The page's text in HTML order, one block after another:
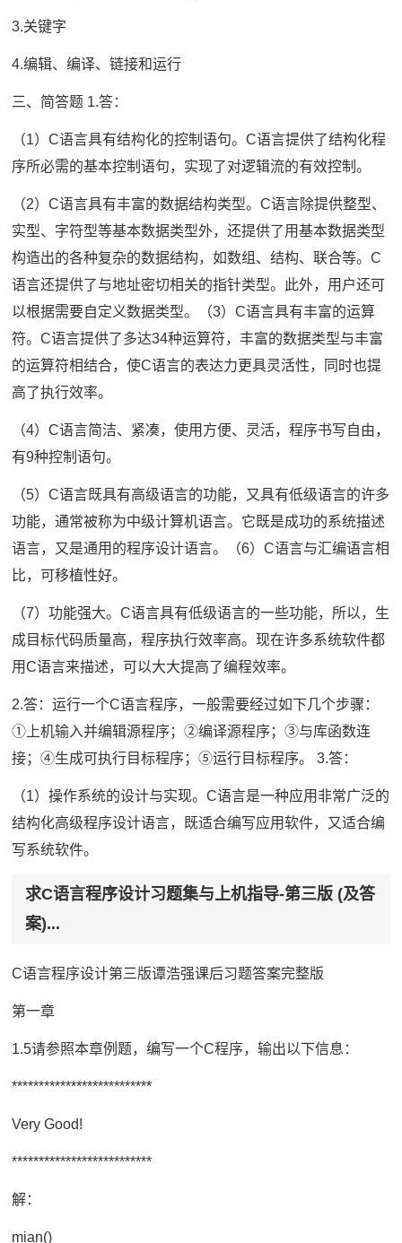
3.关键字
4.编辑、编译、链接和运行
三、简答题 1.答：
（1）C语言具有结构化的控制语句。C语言提供了结构化程
序所必需的基本控制语句，实现了对逻辑流的有效控制。
（2）C语言具有丰富的数据结构类型。C语言除提供整型、
实型、字符型等基本数据类型外，还提供了用基本数据类型
构造出的各种复杂的数据结构，如数组、结构、联合等。C
语言还提供了与地址密切相关的指针类型。此外，用户还可
以根据需要自定义数据类型。（3）C语言具有丰富的运算
符。C语言提供了多达34种运算符，丰富的数据类型与丰富
的运算符相结合，使C语言的表达力更具灵活性，同时也提
高了执行效率。
（4）C语言简洁、紧凑，使用方便、灵活，程序书写自由，
有9种控制语句。
（5）C语言既具有高级语言的功能，又具有低级语言的许多
功能，通常被称为中级计算机语言。它既是成功的系统描述
语言，又是通用的程序设计语言。（6）C语言与汇编语言相
比，可移植性好。
（7）功能强大。C语言具有低级语言的一些功能，所以，生
成目标代码质量高，程序执行效率高。现在许多系统软件都
用C语言来描述，可以大大提高了编程效率。
2.答：运行一个C语言程序，一般需要经过如下几个步骤：
①上机输入并编辑源程序；②编译源程序；③与库函数连
接；④生成可执行目标程序；⑤运行目标程序。 3.答：
（1）操作系统的设计与实现。C语言是一种应用非常广泛的
结构化高级程序设计语言，既适合编写应用软件，又适合编
写系统软件。
求C语言程序设计习题集与上机指导-第三版 (及答
案)...
C语言程序设计第三版谭浩强课后习题答案完整版
第一章
1.5请参照本章例题，编写一个C程序，输出以下信息：
**************************
Very Good!
**************************
解：
mian()